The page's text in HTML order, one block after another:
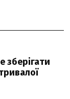
зберігати